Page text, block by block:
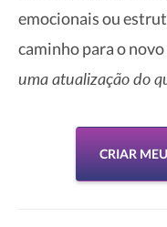
emocionais ou
caminho para o novo
uma atualização do
CRIAR